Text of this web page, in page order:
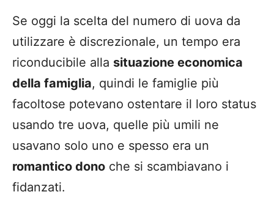
Se oggi la scelta del numero di uova da
utilizzare è discrezionale, un tempo era
riconducibile alla situazione economica
della famiglia, quindi le famiglie più
facoltose potevano ostentare il loro status
usando tre uova, quelle più umili ne
usavano solo uno e spesso era un
romantico dono che si scambiavano i
fidanzati.